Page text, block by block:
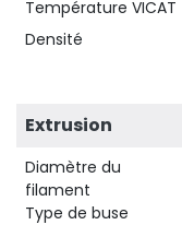
Température VICAT
Densité
Extrusion
Diamètre du
filament
Type de buse